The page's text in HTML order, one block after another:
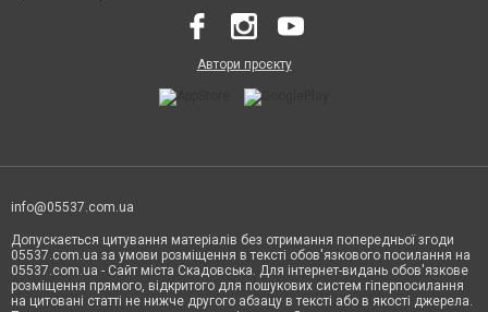
Автори проєкту
info@05537.com.ua
Допускається цитування матеріалів без отримання попередньої згоди
05537.com.ua за умови розміщення в тексті обов'язкового посилання на
05537.com.ua - Сайт міста Скадовська. Для інтернет-видань обов'язкове
розміщення прямого, відкритого для пошукових систем гіперпосилання
на цитовані статті не нижче другого абзацу в тексті або в якості джерела.